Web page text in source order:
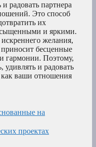
радовать партнера
Это способ
их
и яркими.
искреннего желания,
бесценные
гармонии. Поэтому,
удивлять и радовать
ваши отношения
на
проектах